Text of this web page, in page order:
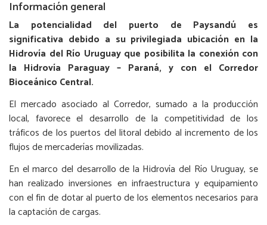
Información general
La potencialidad del puerto de Paysandú es
significativa debido a su privilegiada ubicación en la
Hidrovía del Río Uruguay que posibilita la conexión con
la Hidrovía Paraguay – Paraná, y con el Corredor
Bioceánico Central.
El mercado asociado al Corredor, sumado a la producción
local, favorece el desarrollo de la competitividad de los
tráficos de los puertos del litoral debido al incremento de los
flujos de mercaderías movilizadas.
En el marco del desarrollo de la Hidrovía del Río Uruguay, se
han realizado inversiones en infraestructura y equipamiento
con el fin de dotar al puerto de los elementos necesarios para
la captación de cargas.